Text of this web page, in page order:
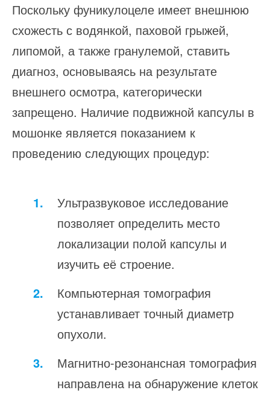
Поскольку фуникулоцеле имеет внешнюю
схожесть с водянкой, паховой грыжей,
липомой, а также гранулемой, ставить
диагноз, основываясь на результате
внешнего осмотра, категорически
запрещено. Наличие подвижной капсулы в
мошонке является показанием к
проведению следующих процедур:
Ультразвуковое исследование
позволяет определить место
локализации полой капсулы и
изучить её строение.
Компьютерная томография
устанавливает точный диаметр
опухоли.
Магнитно-резонансная томография
направлена на обнаружение клеток